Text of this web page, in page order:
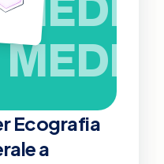
Ecografia
a